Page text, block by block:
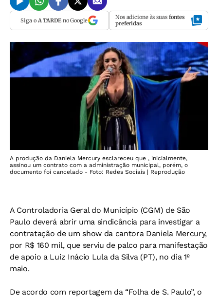
Siga o A TARDEno Google Nos adicione às suas fontes
preferidas
A produção da Daniela Mercury esclareceu que , inicialmente,
assinou um contrato com a administração municipal, porém, o
documento foi cancelado - Foto: Redes Sociais | Reprodução
A Controladoria Geral do Município (CGM) de São
Paulo deverá abrir uma sindicância para investigar a
contratação de um show da cantora Daniela Mercury,
por R$ 160 mil, que serviu de palco para manifestação
de apoio a Luiz Inácio Lula da Silva (PT), no dia 1º
maio.
De acordo com reportagem da “Folha de S. Paulo”, o